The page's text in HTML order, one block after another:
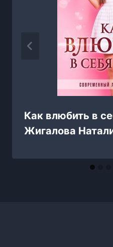
Как влюбить в
Жигалова